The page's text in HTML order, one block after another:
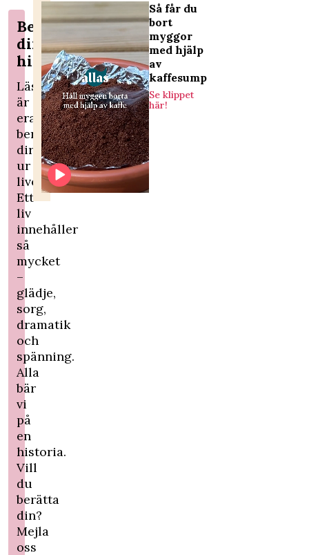
Berätta
din
historia!
Läsarberättelser
är
era
berättelser
direkt
ur
livet.
Ett
liv
innehåller
så
mycket
–
glädje,
sorg,
dramatik
och
spänning.
Alla
bär
vi
på
en
historia.
Vill
du
berätta
din?
Mejla
oss
Så får du
bort
myggor
med hjälp
av
kaffesump
Se klippet
här!